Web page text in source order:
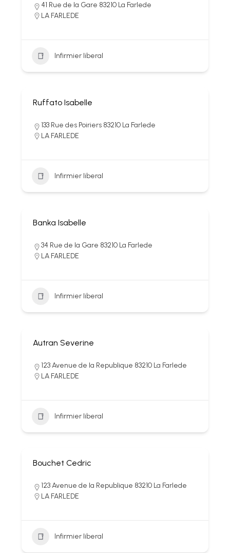
41 Rue de la Gare 83210 La Farlede
LA FARLEDE
Infirmier liberal
Ruffato Isabelle
133 Rue des Poiriers 83210 La Farlede
LA FARLEDE
Infirmier liberal
Banka Isabelle
34 Rue de la Gare 83210 La Farlede
LA FARLEDE
Infirmier liberal
Autran Severine
123 Avenue de la Republique 83210 La Farlede
LA FARLEDE
Infirmier liberal
Bouchet Cedric
123 Avenue de la Republique 83210 La Farlede
LA FARLEDE
Infirmier liberal